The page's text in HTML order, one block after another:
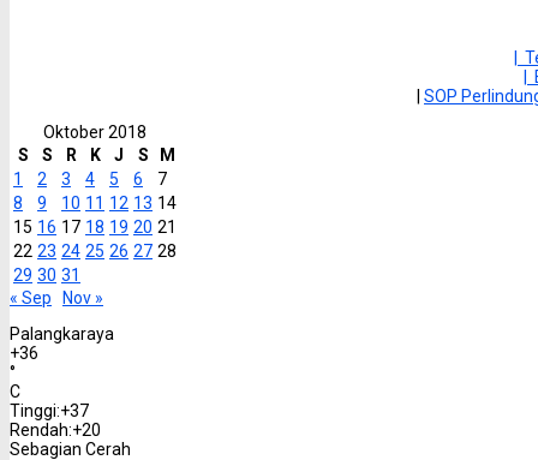
|
SOP
Oktober 2018
S
S R K J S
M
1
2 3 4 5 6
7
8
9 10 11 12 13 14
15 16 17 18 19 20 21
22 23 24 25 26 27 28
29 30 31
« Sep
Nov »
Palangkaraya
+36
°
C
Tinggi:+37
Rendah:+20
Sebagian Cerah